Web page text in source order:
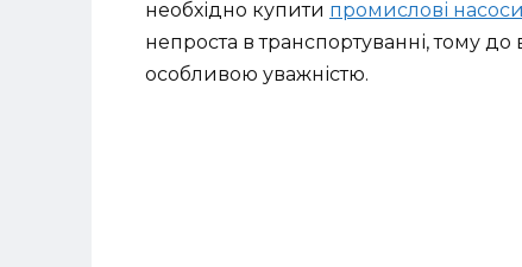
необхідно купити промислові насоси
непроста в транспортуванні, тому
особливою уважністю.